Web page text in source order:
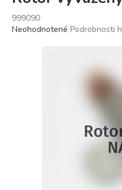
999090
Priemerné
Neohodnotené Podrobnosti